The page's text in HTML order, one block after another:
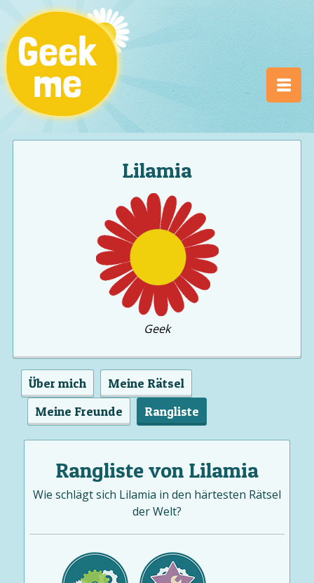
Lilamia
Geek
Über mich
Meine Rätsel
Meine Freunde
Rangliste
Rangliste von Lilamia
Wie schlägt sich Lilamia in den härtesten Rätsel
der Welt?